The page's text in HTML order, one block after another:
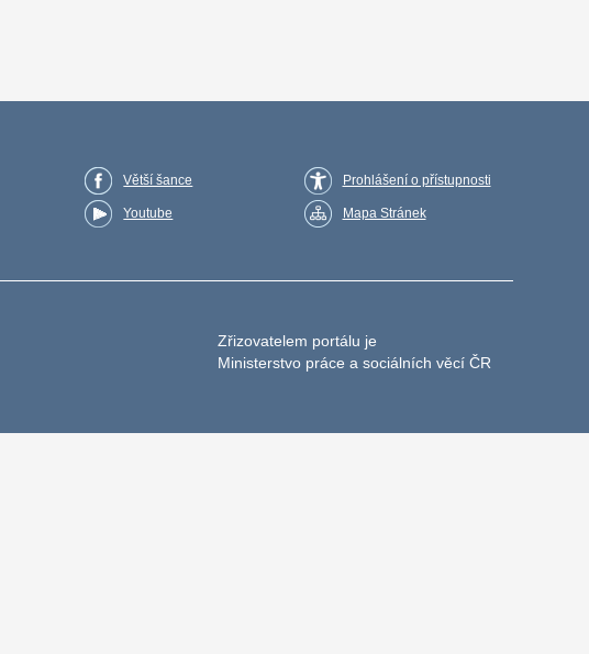
Větší šance
Youtube
Prohlášení o přístupnosti
Mapa Stránek
Zřizovatelem portálu je
Ministerstvo práce a sociálních věcí ČR